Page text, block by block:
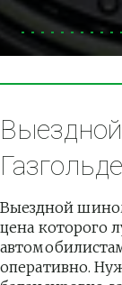
Выездной
цена которого
оперативно.